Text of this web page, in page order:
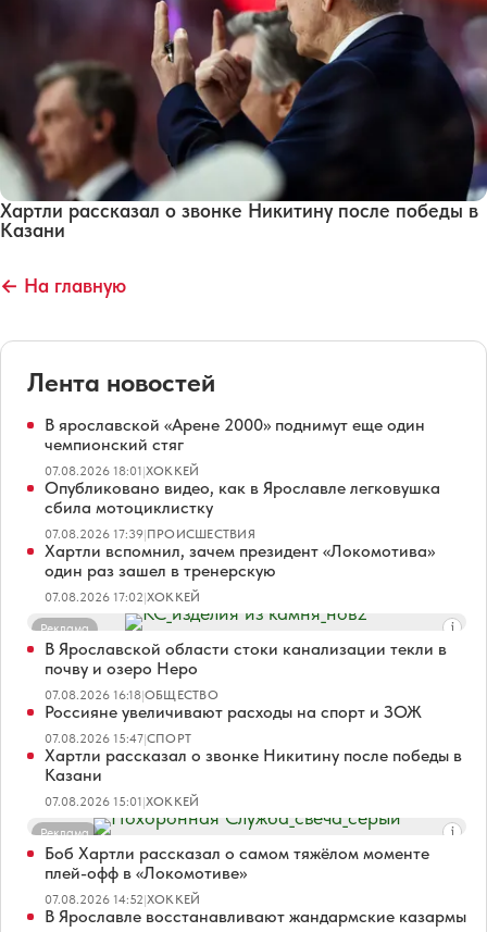
Хартли рассказал о звонке Никитину после победы в
Казани
← На главную
Лента новостей
В ярославской «Арене 2000» поднимут еще один
чемпионский стяг
07.08.2026 18:01|ХОККЕЙ
Опубликовано видео, как в Ярославле легковушка
сбила мотоциклистку
07.08.2026 17:39|ПРОИСШЕСТВИЯ
Хартли вспомнил, зачем президент «Локомотива»
один раз зашел в тренерскую
07.08.2026 17:02|ХОККЕЙ
Реклама
В Ярославской области стоки канализации текли в
почву и озеро Неро
07.08.2026 16:18|ОБЩЕСТВО
Россияне увеличивают расходы на спорт и ЗОЖ
07.08.2026 15:47|СПОРТ
Хартли рассказал о звонке Никитину после победы в
Казани
07.08.2026 15:01|ХОККЕЙ
Реклама
Боб Хартли рассказал о самом тяжёлом моменте
плей-офф в «Локомотиве»
07.08.2026 14:52|ХОККЕЙ
В Ярославле восстанавливают жандармские казармы